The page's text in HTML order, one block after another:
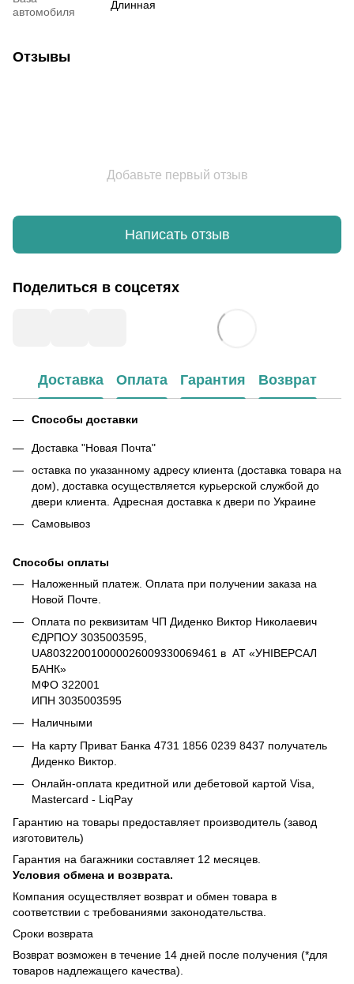
автомобиля
Длинная
Отзывы
Добавьте первый отзыв
Написать отзыв
Поделиться в соцсетях
Доставка Оплата Гарантия Возврат
Способы доставки
Доставка "Новая Почта"
оставка по указанному адресу клиента (доставка товара на
дом), доставка осуществляется курьерской службой до
двери клиента. Адресная доставка к двери по Украине
Самовывоз
Способы оплаты
Наложенный платеж. Оплата при получении заказа на
Новой Почте.
Оплата по реквизитам ЧП Диденко Виктор Николаевич
ЄДРПОУ 3035003595,
UA803220010000026009330069461 в АТ «УНІВЕРСАЛ
БАНК»
МФО 322001
ИПН 3035003595
Наличными
На карту Приват Банка 4731 1856 0239 8437 получатель
Диденко Виктор.
Онлайн-оплата кредитной или дебетовой картой Visa,
Mastercard - LiqPay
Гарантию на товары предоставляет производитель (завод
изготовитель)
Гарантия на багажники составляет 12 месяцев.
Условия обмена и возврата.
Компания осуществляет возврат и обмен товара в
соответствии с требованиями законодательства.
Сроки возврата
Возврат возможен в течение 14 дней после получения (*для
товаров надлежащего качества).